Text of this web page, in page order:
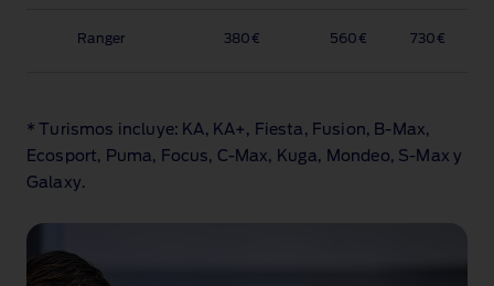
Ranger 380€ 560€ 730€
* Turismos incluye: KA, KA+, Fiesta, Fusion, B‑Max,
Ecosport, Puma, Focus, C‑Max, Kuga, Mondeo, S‑Max y
Galaxy.